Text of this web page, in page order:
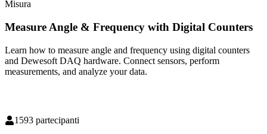
Misura
Measure Angle & Frequency with Digital Counters
Learn how to measure angle and frequency using digital counters
and Dewesoft DAQ hardware. Connect sensors, perform
measurements, and analyze your data.
1593 partecipanti